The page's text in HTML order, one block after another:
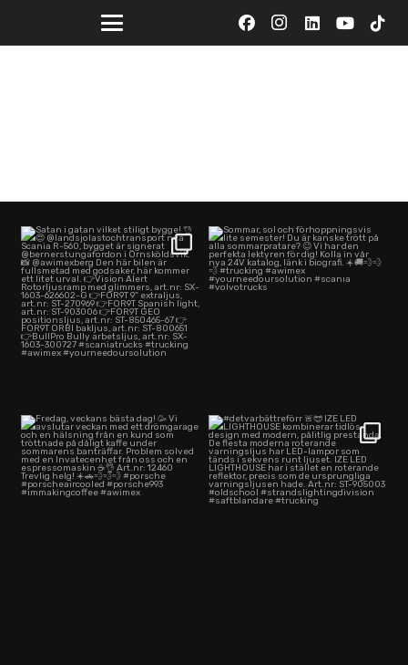
@awimex
Satan i gatan vilket stiligt bygge!
👌😍
...
345 1
Sommar, sol och förhoppningsvis
lite semester! Du...
73 1
Fredag, veckans bästa dag! 🥳
Vi avslutar...
27 0
#detvarbättreförr 🚨😎
IZE LED LIGHTHOUSE...
33 0